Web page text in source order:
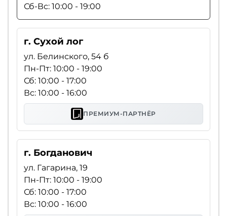
Сб-Вс: 10:00 - 19:00
г. Сухой лог
ул. Белинского, 54 б
Пн-Пт: 10:00 - 19:00
Сб: 10:00 - 17:00
Вс: 10:00 - 16:00
ПРЕМИУМ-ПАРТНЁР
г. Богданович
ул. Гагарина, 19
Пн-Пт: 10:00 - 19:00
Сб: 10:00 - 17:00
Вс: 10:00 - 16:00